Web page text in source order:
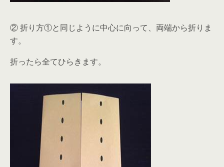
② 折り方①と同じように中心に向って、両端から折りま
す。
折ったら全てひらきます。